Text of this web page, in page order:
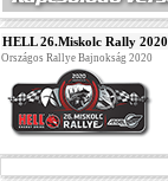
HELL 26.Miskolc Rally 2020
Országos Rallye Bajnokság 2020